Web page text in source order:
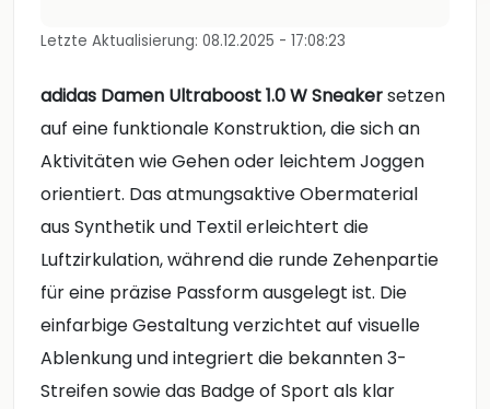
Letzte Aktualisierung: 08.12.2025 - 17:08:23
adidas Damen Ultraboost 1.0 W Sneakersetzen
auf eine funktionale Konstruktion, die sich an
Aktivitäten wie Gehen oder leichtem Joggen
orientiert. Das atmungsaktive Obermaterial
aus Synthetik und Textil erleichtert die
Luftzirkulation, während die runde Zehenpartie
für eine präzise Passform ausgelegt ist. Die
einfarbige Gestaltung verzichtet auf visuelle
Ablenkung und integriert die bekannten 3-
Streifen sowie das Badge of Sport als klar